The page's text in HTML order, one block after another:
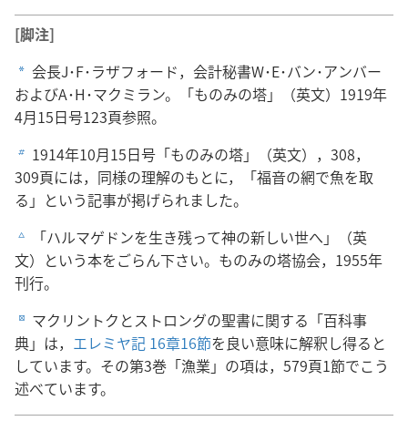
[脚注]
a 会長J･F･ラザフォード，会計秘書W･E･バン･アンバー
およびA･H･マクミラン。「ものみの塔」（英文）1919年
4月15日号123頁参照。
b 1914年10月15日号「ものみの塔」（英文），308，
309頁には，同様の理解のもとに，「福音の網で魚を取
る」という記事が掲げられました。
c
「ハルマゲドンを生き残って神の新しい世へ」（英
文）という本をごらん下さい。ものみの塔協会，1955年
刊行。
d マクリントクとストロングの聖書に関する「百科事
典」は， エレミヤ記 16章16節を良い意味に解釈し得ると
しています。その第3巻「漁業」の項は，579頁1節でこう
述べています。